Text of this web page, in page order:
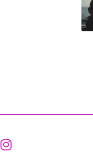
Aceder ao
Aceder ao